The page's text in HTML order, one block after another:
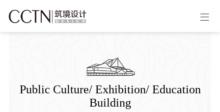
Public Culture/ Exhibition/ Education
Building